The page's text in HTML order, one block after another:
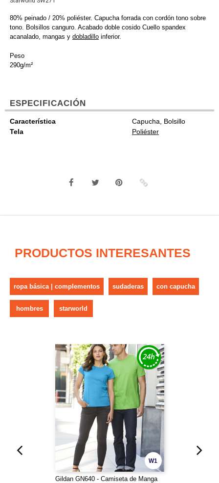
80% peinado / 20% poliéster. Capucha forrada con cordón tono sobre
tono. Bolsillos canguro. Acabado doble cosido Cuello spandex
acanalado, mangas y dobladillo inferior.
Peso
290g/m²
ESPECIFICACIÓN
Característica
Capucha, Bolsillo
Tela
Poliéster
PRODUCTOS INTERESANTES
ropa básica | complementos sudaderas con capucha
hombres starworld
W1
Gildan GN640 - Camiseta de Manga